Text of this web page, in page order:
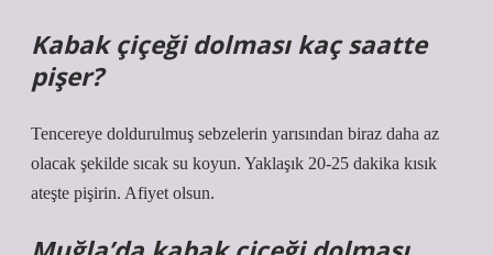
Kabak çiçeği dolması kaç saatte
pişer?
Tencereye doldurulmuş sebzelerin yarısından biraz daha az
olacak şekilde sıcak su koyun. Yaklaşık 20-25 dakika kısık
ateşte pişirin. Afiyet olsun.